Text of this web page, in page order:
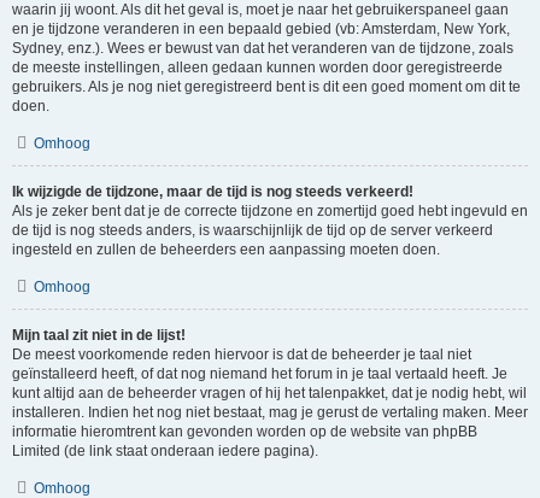
waarin jij woont. Als dit het geval is, moet je naar het gebruikerspaneel gaan
en je tijdzone veranderen in een bepaald gebied (vb: Amsterdam, New York,
Sydney, enz.). Wees er bewust van dat het veranderen van de tijdzone, zoals
de meeste instellingen, alleen gedaan kunnen worden door geregistreerde
gebruikers. Als je nog niet geregistreerd bent is dit een goed moment om dit te
doen.
Omhoog
Ik wijzigde de tijdzone, maar de tijd is nog steeds verkeerd!
Als je zeker bent dat je de correcte tijdzone en zomertijd goed hebt ingevuld en
de tijd is nog steeds anders, is waarschijnlijk de tijd op de server verkeerd
ingesteld en zullen de beheerders een aanpassing moeten doen.
Omhoog
Mijn taal zit niet in de lijst!
De meest voorkomende reden hiervoor is dat de beheerder je taal niet
geïnstalleerd heeft, of dat nog niemand het forum in je taal vertaald heeft. Je
kunt altijd aan de beheerder vragen of hij het talenpakket, dat je nodig hebt, wil
installeren. Indien het nog niet bestaat, mag je gerust de vertaling maken. Meer
informatie hieromtrent kan gevonden worden op de website van phpBB
Limited (de link staat onderaan iedere pagina).
Omhoog